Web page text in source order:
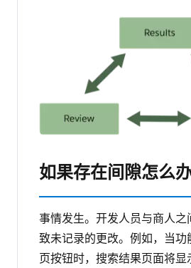
如果存在间隙怎么办
事情发生。开发人员与商人
致未记录的更改。例如，当功
页按钮时，搜索结果页面将